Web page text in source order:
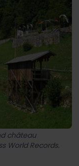
château
World Records.